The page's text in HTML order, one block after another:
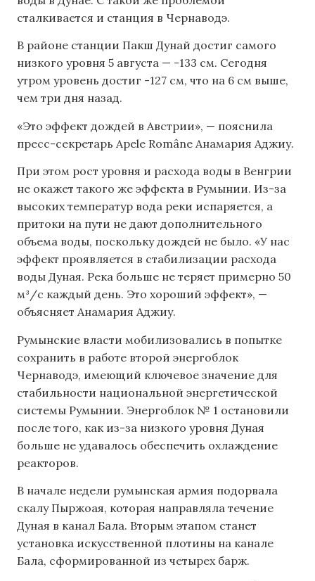
сталкивается и станция в Чернаводэ.
В районе станции Пакш Дунай достиг самого
низкого уровня 5 августа — -133 см. Сегодня
утром уровень достиг -127 см, что на 6 см выше,
чем три дня назад.
«Это эффект дождей в Австрии», — пояснила
пресс-секретарь Apele Române Анамария Аджиу.
При этом рост уровня и расхода воды в Венгрии
не окажет такого же эффекта в Румынии. Из-за
высоких температур вода реки испаряется, а
притоки на пути не дают дополнительного
объема воды, поскольку дождей не было. «У нас
эффект проявляется в стабилизации расхода
воды Дуная. Река больше не теряет примерно 50
м³/с каждый день. Это хороший эффект», —
объясняет Анамария Аджиу.
Румынские власти мобилизовались в попытке
сохранить в работе второй энергоблок
Чернаводэ, имеющий ключевое значение для
стабильности национальной энергетической
системы Румынии. Энергоблок № 1 остановили
после того, как из-за низкого уровня Дуная
больше не удавалось обеспечить охлаждение
реакторов.
В начале недели румынская армия подорвала
скалу Пыржоая, которая направляла течение
Дуная в канал Бала. Вторым этапом станет
установка искусственной плотины на канале
Бала, сформированной из четырех барж.